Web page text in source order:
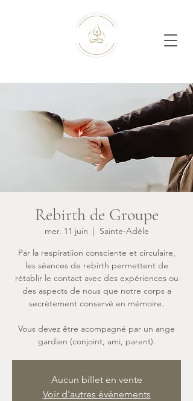
Rebirth de Groupe
mer. 11 juin
  |
Sainte-Adèle
Par la respiratiion consciente et circulaire,
les séances de rebirth permettent de
rétablir le contact avec des expériences ou
des aspects de nous que notre corps a
secrètement conservé en mémoire.
Vous devez être acompagné par un ange
gardien (conjoint, ami, parent).
Aucun billet en vente
Voir d'autres événements